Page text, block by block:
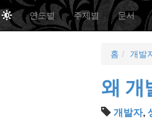
연도별 주제별 문서
홈 개발
왜 개
개발자,